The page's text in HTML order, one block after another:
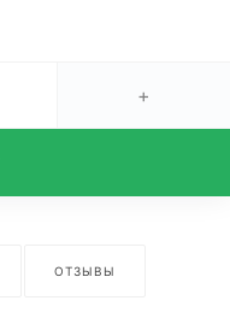
+
ОТЗЫВЫ